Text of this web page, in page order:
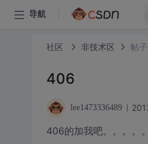
导航
社区 非技术区 帖
406
lee1473336489
406的加我吧。。。。